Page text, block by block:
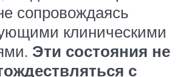
сопровождаясь
клиническими
Эти состояния не
с